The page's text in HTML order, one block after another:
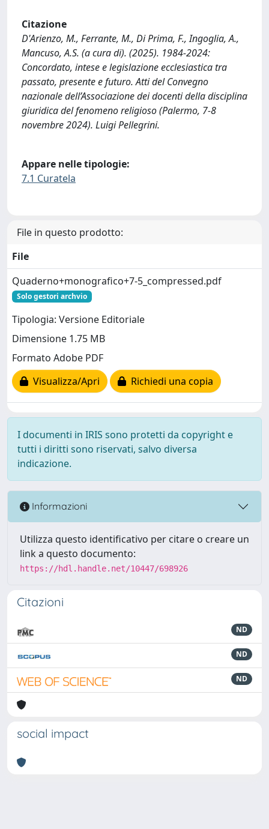
Citazione
D'Arienzo, M., Ferrante, M., Di Prima, F., Ingoglia, A.,
Mancuso, A.S. (a cura di). (2025). 1984-2024:
Concordato, intese e legislazione ecclesiastica tra
passato, presente e futuro. Atti del Convegno
nazionale dell’Associazione dei docenti della disciplina
giuridica del fenomeno religioso (Palermo, 7-8
novembre 2024). Luigi Pellegrini.
Appare nelle tipologie:
7.1 Curatela
File in questo prodotto:
File
Quaderno+monografico+7-5_compressed.pdf
Solo gestori archvio
Tipologia: Versione Editoriale
Dimensione 1.75 MB
Formato Adobe PDF
Visualizza/Apri
Richiedi una copia
I documenti in IRIS sono protetti da copyright e
tutti i diritti sono riservati, salvo diversa
indicazione.
Informazioni
Utilizza questo identificativo per citare o creare un
link a questo documento:
https://hdl.handle.net/10447/698926
Citazioni
ND
ND
ND
social impact